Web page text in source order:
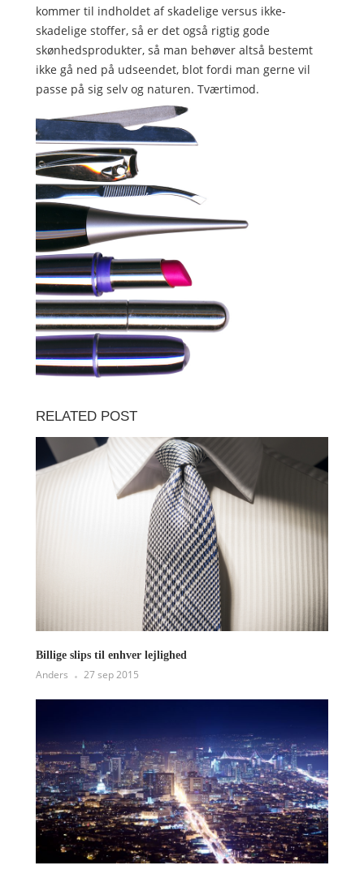
kommer til indholdet af skadelige versus ikke-
skadelige stoffer, så er det også rigtig gode
skønhedsprodukter, så man behøver altså bestemt
ikke gå ned på udseendet, blot fordi man gerne vil
passe på sig selv og naturen. Tværtimod.
RELATED POST
Billige slips til enhver lejlighed
Anders 27 sep 2015